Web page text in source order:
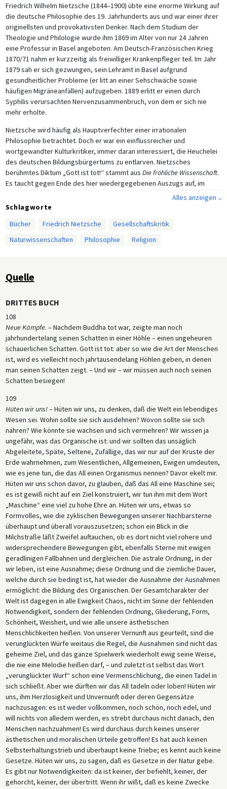
Friedrich Wilhelm Nietzsche (1844–1900) übte eine enorme Wirkung auf
die deutsche Philosophie des 19. Jahrhunderts aus und war einer ihrer
originellsten und provokativsten Denker. Nach dem Studium der
Theologie und Philologie wurde ihm 1869 im Alter von nur 24 Jahren
eine Professur in Basel angeboten. Am Deutsch-Französischen Krieg
1870/71 nahm er kurzzeitig als freiwilliger Krankenpfleger teil. Im Jahr
1879 sah er sich gezwungen, sein Lehramt in Basel aufgrund
gesundheitlicher Probleme (er litt an einer Sehschwäche sowie
häufigen Migräneanfällen) aufzugeben. 1889 erlitt er einen durch
Syphilis verursachten Nervenzusammenbruch, von dem er sich nie
mehr erholte.
Nietzsche wird häufig als Hauptverfechter einer irrationalen
Philosophie betrachtet. Doch er war ein einflussreicher und
wortgewandter Kulturkritiker, immer daran interessiert, die Heuchelei
des deutschen Bildungsbürgertums zu entlarven. Nietzsches
berühmtes Diktum „Gott ist tot!“ stammt aus Die fröhliche Wissenschaft.
Es taucht gegen Ende des hier wiedergegebenen Auszugs auf, im
Abschnitt 25 („Der tolle Mensch“). Die in den vorangegangenen
Abschnitten entwickelte Argumentation macht die Logik Nietzsches
dass wirkungskräftige zeitgenössische Strömungen in der deutschen
Gedankenwelt, darunter der Rationalismus und die
Alles anzeigen ⌵
Schlagworte
Bücher
Friedrich Nietzsche
Gesellschaftskritik
Naturwissenschaften
Philosophie Religion
Quelle
DRITTES BUCH
108
Neue Kämpfe. – Nachdem Buddha tot war, zeigte man noch
jahrhundertelang seinen Schatten in einer Höhle – einen ungeheuren
schauerlichen Schatten. Gott ist tot: aber so wie die Art der Menschen
ist, wird es vielleicht noch jahrtausendelang Höhlen geben, in denen
man seinen Schatten zeigt. – Und wir – wir müssen auch noch seinen
Schatten besiegen!
109
Hüten wir uns!– Hüten wir uns, zu denken, daß die Welt ein lebendiges
Wesen sei. Wohin sollte sie sich ausdehnen? Wovon sollte sie sich
nähren? Wie könnte sie wachsen und sich vermehren? Wir wissen ja
ungefähr, was das Organische ist: und wir sollten das unsäglich
Abgeleitete, Späte, Seltene, Zufällige, das wir nur auf der Kruste der
Erde wahrnehmen, zum Wesentlichen, Allgemeinen, Ewigen umdeuten,
wie es jene tun, die das All einen Organismus nennen? Davor ekelt mir.
Hüten wir uns schon davor, zu glauben, daß das All eine Maschine sei;
es ist gewiß nicht auf ein Ziel konstruiert, wir tun ihm mit dem Wort
„Maschine“ eine viel zu hohe Ehre an. Hüten wir uns, etwas so
Formvolles, wie die zyklischen Bewegungen unserer Nachbarsterne
überhaupt und überall vorauszusetzen; schon ein Blick in die
Milchstraße läßt Zweifel auftauchen, ob es dort nicht viel rohere und
widersprechendere Bewegungen gibt, ebenfalls Sterne mit ewigen
geradlinigen Fallbahnen und dergleichen. Die astrale Ordnung, in der
wir leben, ist eine Ausnahme; diese Ordnung und die ziemliche Dauer,
welche durch sie bedingt ist, hat wieder die Ausnahme der Ausnahmen
ermöglicht: die Bildung des Organischen. Der Gesamtcharakter der
Welt ist dagegen in alle Ewigkeit Chaos, nicht im Sinne der fehlenden
Notwendigkeit, sondern der fehlenden Ordnung, Gliederung, Form,
Schönheit, Weisheit, und wie alle unsere ästhetischen
Menschlichkeiten heißen. Von unserer Vernunft aus geurteilt, sind die
verunglückten Würfe weitaus die Regel, die Ausnahmen sind nicht das
geheime Ziel, und das ganze Spielwerk wiederholt ewig seine Weise,
die nie eine Melodie heißen darf, – und zuletzt ist selbst das Wort
„verunglückter Wurf“ schon eine Vermenschlichung, die einen Tadel in
sich schließt. Aber wie dürften wir das All tadeln oder loben! Hüten wir
uns, ihm Herzlosigkeit und Unvernunft oder deren Gegensätze
nachzusagen: es ist weder vollkommen, noch schön, noch edel, und
will nichts von alledem werden, es strebt durchaus nicht danach, den
Menschen nachzuahmen! Es wird durchaus durch keines unserer
ästhetischen und moralischen Urteile getroffen! Es hat auch keinen
Selbsterhaltungstrieb und überhaupt keine Triebe; es kennt auch keine
Gesetze. Hüten wir uns, zu sagen, daß es Gesetze in der Natur gebe.
Es gibt nur Notwendigkeiten: da ist keiner, der befiehlt, keiner, der
gehorcht, keiner, der übertritt. Wenn ihr wißt, daß es keine Zwecke